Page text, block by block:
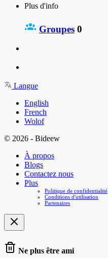
Plus d'info
Groupes 0
Langue
English
French
Wolof
© 2026 - Bideew
À propos
Blogs
Contactez nous
Plus
Politique de confidentialité
Conditions d'utilisation
Partenaires
Ne plus être ami